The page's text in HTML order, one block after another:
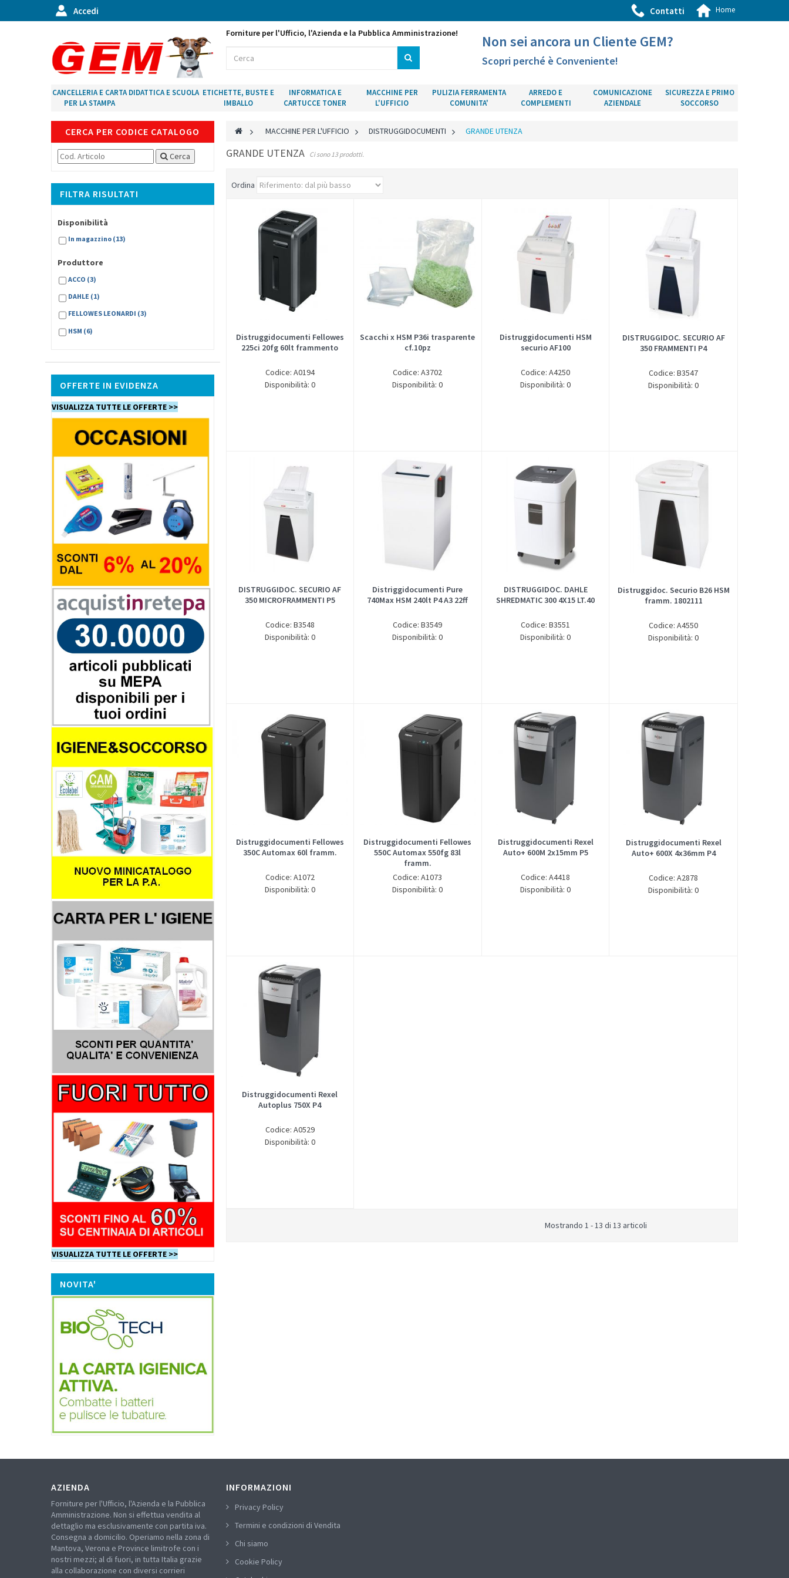
Accedi Contatti Home
Forniture per l'Ufficio, l'Azienda e la Pubblica Amministrazione! Non sei ancora un Cliente GEM?
Scopri perché è Conveniente!
CANCELLERIA E CARTA
PER LA STAMPA
DIDATTICA E SCUOLA ETICHETTE, BUSTE E
IMBALLO
INFORMATICA E
CARTUCCE TONER
MACCHINE PER
L'UFFICIO
PULIZIA FERRAMENTA
COMUNITA'
ARREDO E
COMPLEMENTI
COMUNICAZIONE
AZIENDALE
SICUREZZA E PRIMO
SOCCORSO
CERCA PER CODICE CATALOGO
Cerca
FILTRA RISULTATI
Disponibilità
In magazzino (13)
Produttore
ACCO (3)
DAHLE (1)
FELLOWES LEONARDI (3)
HSM (6)
OFFERTE IN EVIDENZA
VISUALIZZA TUTTE LE OFFERTE >>
VISUALIZZA TUTTE LE OFFERTE >>
NOVITA'
> MACCHINE PER L'UFFICIO > DISTRUGGIDOCUMENTI > GRANDE UTENZA
GRANDE UTENZA Ci sono 13 prodotti.
Ordina
Distruggidocumenti Fellowes
225ci 20fg 60lt frammento
Codice: A0194
Disponibilità: 0
Scacchi x HSM P36i trasparente
cf.10pz
Codice: A3702
Disponibilità: 0
Distruggidocumenti HSM
securio AF100
Codice: A4250
Disponibilità: 0
DISTRUGGIDOC. SECURIO AF
350 FRAMMENTI P4
Codice: B3547
Disponibilità: 0
DISTRUGGIDOC. SECURIO AF
350 MICROFRAMMENTI P5
Codice: B3548
Disponibilità: 0
Distriggidocumenti Pure
740Max HSM 240lt P4 A3 22ff
Codice: B3549
Disponibilità: 0
DISTRUGGIDOC. DAHLE
SHREDMATIC 300 4X15 LT.40
Codice: B3551
Disponibilità: 0
Distruggidoc. Securio B26 HSM
framm. 1802111
Codice: A4550
Disponibilità: 0
Distruggidocumenti Fellowes
350C Automax 60l framm.
Codice: A1072
Disponibilità: 0
Distruggidocumenti Fellowes
550C Automax 550fg 83l
framm.
Codice: A1073
Disponibilità: 0
Distruggidocumenti Rexel
Auto+ 600M 2x15mm P5
Codice: A4418
Disponibilità: 0
Distruggidocumenti Rexel
Auto+ 600X 4x36mm P4
Codice: A2878
Disponibilità: 0
Distruggidocumenti Rexel
Autoplus 750X P4
Codice: A0529
Disponibilità: 0
Mostrando 1 - 13 di 13 articoli
AZIENDA
Forniture per l'Ufficio, l'Azienda e la Pubblica
Amministrazione. Non si effettua vendita al
dettaglio ma esclusivamente con partita iva.
Consegna a domicilio. Operiamo nella zona di
Mantova, Verona e Province limitrofe con i
nostri mezzi; al di fuori, in tutta Italia grazie
alla collaborazione con diversi corrieri
INFORMAZIONI
Privacy Policy
Termini e condizioni di Vendita
Chi siamo
Cookie Policy